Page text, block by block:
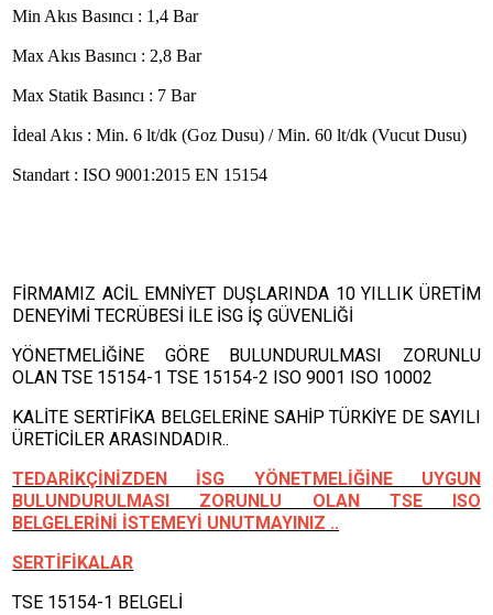
Min Akıs Basıncı : 1,4 Bar
Max Akıs Basıncı : 2,8 Bar
Max Statik Basıncı : 7 Bar
İdeal Akıs : Min. 6 lt/dk (Goz Dusu) / Min. 60 lt/dk (Vucut Dusu)
Standart : ISO 9001:2015 EN 15154
FİRMAMIZ ACİL EMNİYET DUŞLARINDA 10 YILLIK ÜRETİM
DENEYİMİ TECRÜBESİ İLE İSG İŞ GÜVENLİĞİ
YÖNETMELİĞİNE GÖRE BULUNDURULMASI ZORUNLU
OLAN TSE 15154-1 TSE 15154-2 ISO 9001 ISO 10002
KALİTE SERTİFİKA BELGELERİNE SAHİP TÜRKİYE DE SAYILI
ÜRETİCİLER ARASINDADIR..
TEDARİKÇİNİZDEN İSG YÖNETMELİĞİNE UYGUN
BULUNDURULMASI ZORUNLU OLAN TSE ISO
BELGELERİNİ İSTEMEYİ UNUTMAYINIZ ..
SERTİFİKALAR
TSE 15154-1 BELGELİ